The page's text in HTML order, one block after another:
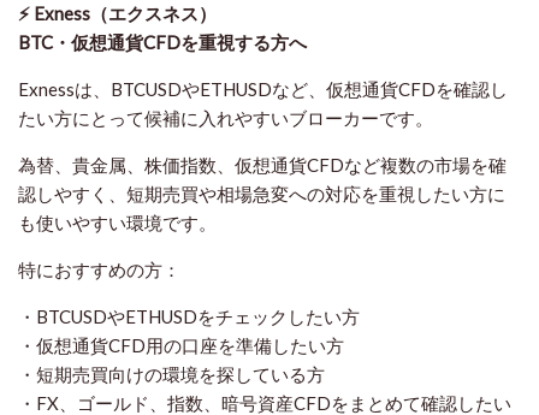
⚡ Exness（エクスネス）
BTC・仮想通貨CFDを重視する方へ
Exnessは、BTCUSDやETHUSDなど、仮想通貨CFDを確認し
たい方にとって候補に入れやすいブローカーです。
為替、貴金属、株価指数、仮想通貨CFDなど複数の市場を確
認しやすく、短期売買や相場急変への対応を重視したい方に
も使いやすい環境です。
特におすすめの方：
・BTCUSDやETHUSDをチェックしたい方
・仮想通貨CFD用の口座を準備したい方
・短期売買向けの環境を探している方
・FX、ゴールド、指数、暗号資産CFDをまとめて確認したい